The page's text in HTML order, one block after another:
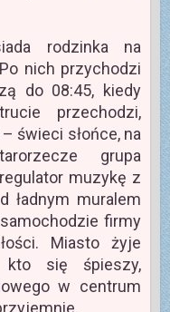
rodzinka na
nich przychodzi
do 08:45, kiedy
przechodzi,
świeci słońce, na
grupa
muzykę z
ładnym muralem
firmy
Miasto żyje
się śpieszy,
w centrum